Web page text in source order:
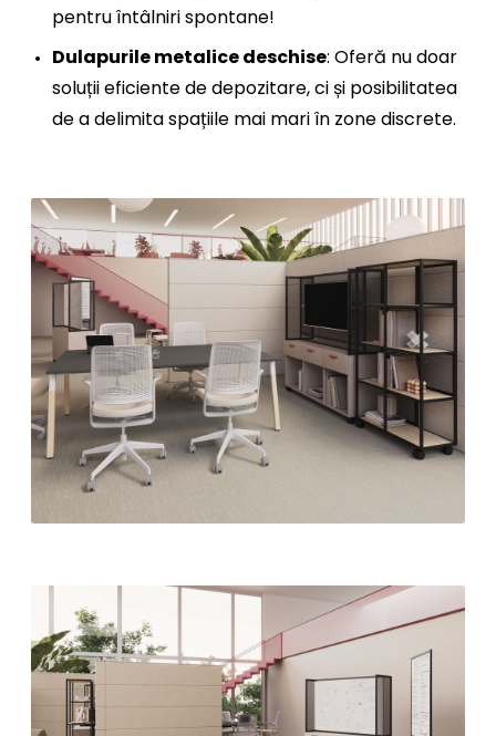
pentru întâlniri spontane!
Dulapurile metalice deschise: Oferă nu doar
soluții eficiente de depozitare, ci și posibilitatea
de a delimita spațiile mai mari în zone discrete.